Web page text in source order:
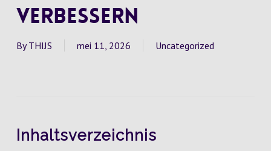
verbessern
By THIJS mei 11, 2026 Uncategorized
Inhaltsverzeichnis